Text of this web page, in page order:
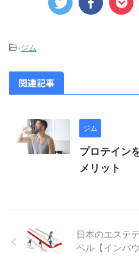
-ジム
関連記事
ジム
プロテイン
メリット
日本のエステ
ベル【インバ